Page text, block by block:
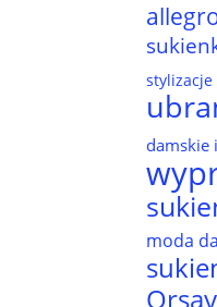
stylizacje
damskie
moda